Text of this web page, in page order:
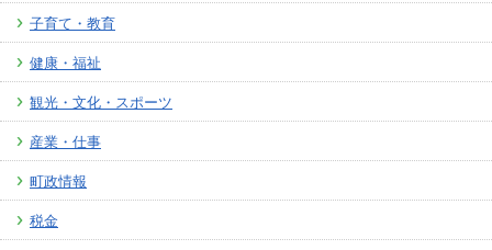
子育て・教育
健康・福祉
観光・文化・スポーツ
産業・仕事
町政情報
税金